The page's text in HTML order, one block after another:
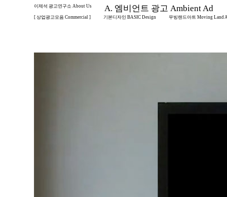
이제석 광고연구소 About Us A. 엠비언트 광고 Ambient Ad
[ 상업광고모음 Commercial ] 기본디자인 BASIC Design 무빙랜드아트 Moving Land